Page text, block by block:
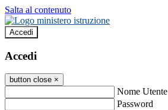
Salta al contenuto
Accedi
Accedi
button close ×
Nome Utente
Password